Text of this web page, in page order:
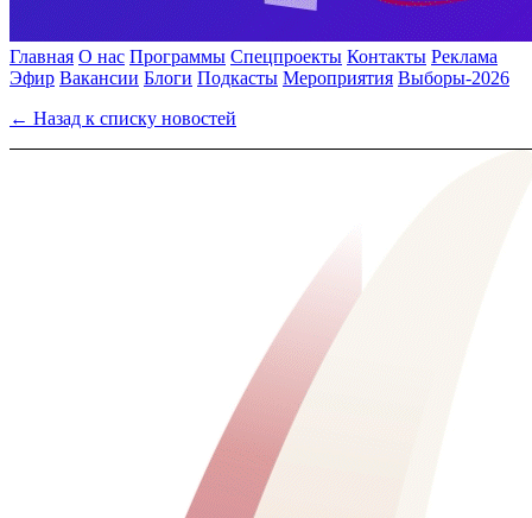
Главная О нас Программы Спецпроекты Контакты Реклама
Эфир Вакансии Блоги Подкасты Мероприятия Выборы-2026
← Назад к списку новостей